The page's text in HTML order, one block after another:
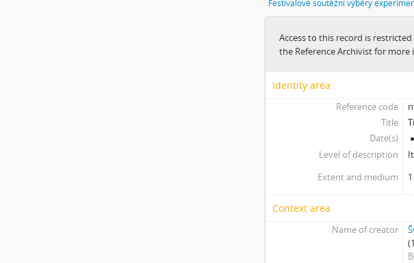
[Subseries] Prolog
[Subseries]
[Subseries] I’m Doing
[Subseries] Acedia
[Subseries] Pyramida
[Subseries] Ecopoiesis
[Subseries] Zero
[Subseries] Jak natáčet v
[Subseries] A Memoir in
[Subseries] Polní lékař
[Subseries] Ruvja a
[Subseries] Krajina
[Subseries] Říká se, že
Access to this record is
the Reference Archivist for
Identity area
Reference code
Title
Date(s)
Level of description
Extent and medium
Context area
Name of creator